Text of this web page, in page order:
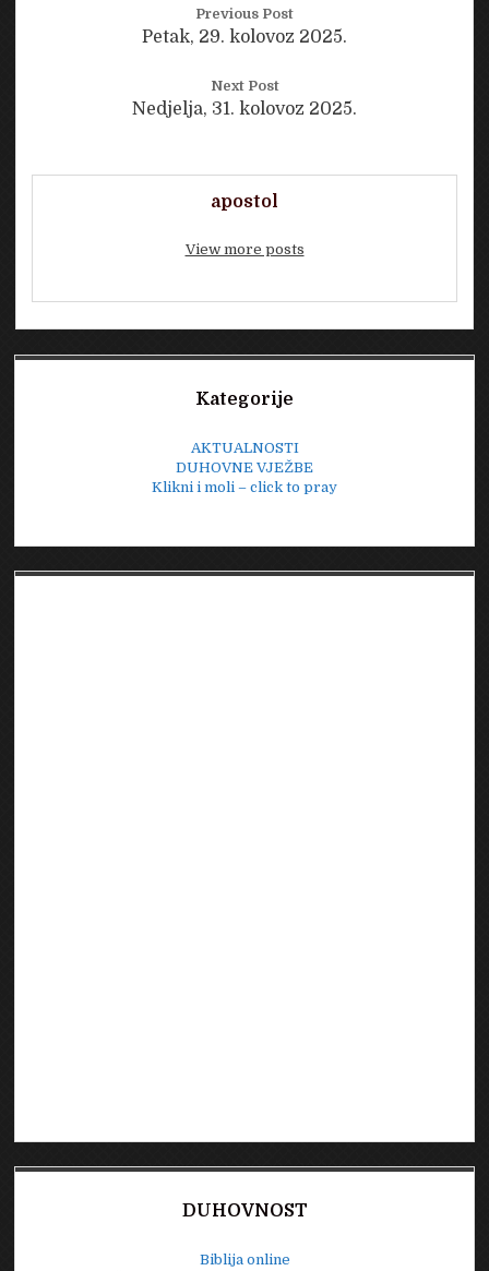
Previous Post
Petak, 29. kolovoz 2025.
Next Post
Nedjelja, 31. kolovoz 2025.
apostol
View more posts
Kategorije
AKTUALNOSTI
DUHOVNE VJEŽBE
Klikni i moli – click to pray
DUHOVNOST
Biblija online